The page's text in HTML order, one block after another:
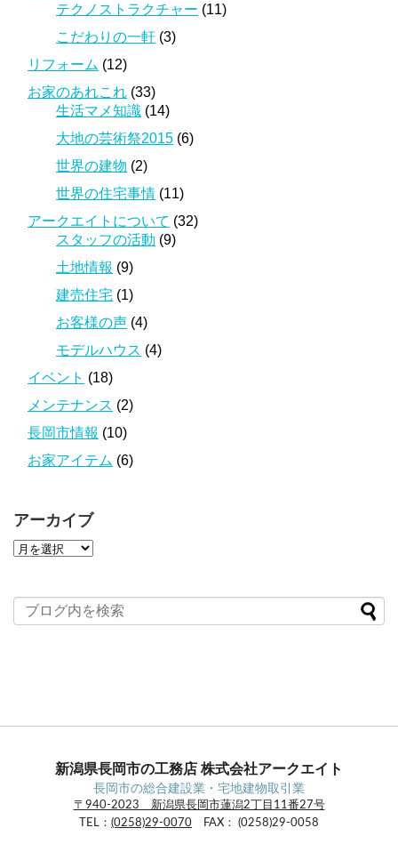
テクノストラクチャー (11)
こだわりの一軒 (3)
リフォーム (12)
お家のあれこれ (33)
生活マメ知識 (14)
大地の芸術祭2015 (6)
世界の建物 (2)
世界の住宅事情 (11)
アークエイトについて (32)
スタッフの活動 (9)
土地情報 (9)
建売住宅 (1)
お客様の声 (4)
モデルハウス (4)
イベント (18)
メンテナンス (2)
長岡市情報 (10)
お家アイテム (6)
アーカイブ
ア
イ
ブ
新潟県長岡市の工務店 株式会社アークエイト
長岡市の総合建設業・宅地建物取引業
〒940-2023 新潟県長岡市蓮潟2丁目11番27号
TEL： (0258)29-0070 FAX： (0258)29-0058